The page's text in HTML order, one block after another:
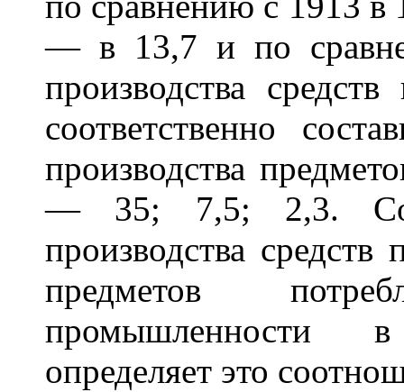
— в 13,7 и по
производства
соответственно
производства
— 35; 7,5; 2,3.
производства средств
предметов
промышленности
определяет это